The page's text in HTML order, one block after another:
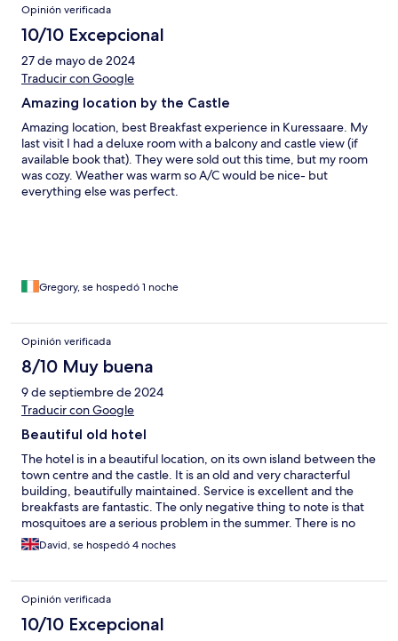
Opinión verificada
10/10 Excepcional
27 de mayo de 2024
Traducir con Google
Amazing location by the Castle
Amazing location, best Breakfast experience in Kuressaare. My
last visit I had a deluxe room with a balcony and castle view (if
available book that). They were sold out this time, but my room
was cozy. Weather was warm so A/C would be nice- but
everything else was perfect.
Gregory, se hospedó 1 noche
Opinión verificada
8/10 Muy buena
9 de septiembre de 2024
Traducir con Google
Beautiful old hotel
The hotel is in a beautiful location, on its own island between the
town centre and the castle. It is an old and very characterful
building, beautifully maintained. Service is excellent and the
breakfasts are fantastic. The only negative thing to note is that
mosquitoes are a serious problem in the summer. There is no
a/c, so it is necessary to leave the windows open to have any
fresh air, and then the mosquitoes come in… It would be good
David, se hospedó 4 noches
Opinión verificada
10/10 Excepcional